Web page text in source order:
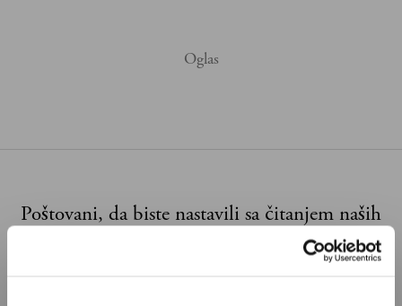
Poštovani, da biste nastavili sa čitanjem naših
premium sadržaja, neophodno je da
odaberete jedan od planova pretplate.